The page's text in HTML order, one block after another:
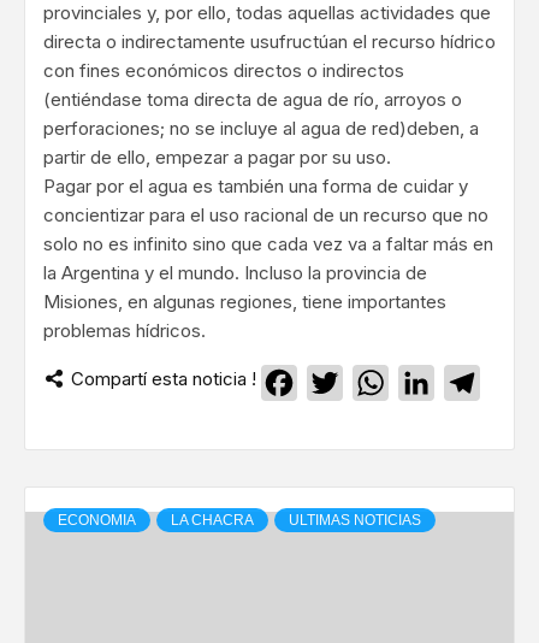
provinciales y, por ello, todas aquellas actividades que
directa o indirectamente usufructúan el recurso hídrico
con fines económicos directos o indirectos
(entiéndase toma directa de agua de río, arroyos o
perforaciones; no se incluye al agua de red)deben, a
partir de ello, empezar a pagar por su uso.
Pagar por el agua es también una forma de cuidar y
concientizar para el uso racional de un recurso que no
solo no es infinito sino que cada vez va a faltar más en
la Argentina y el mundo. Incluso la provincia de
Misiones, en algunas regiones, tiene importantes
problemas hídricos.
Compartí esta noticia ! Facebook
TwitterWhatsApp
LinkedIn
ECONOMIA LA CHACRA ULTIMAS NOTICIAS